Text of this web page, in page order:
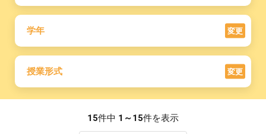
学年 変更
授業形式 変更
15件中 1～15件を表示